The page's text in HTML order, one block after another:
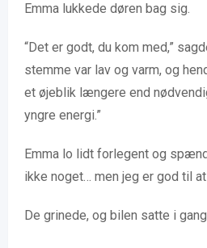
Emma lukkede døren bag sig.
“Det er godt, du kom med,”
stemme var lav og varm, og
et øjeblik længere end
yngre energi.”
Emma lo lidt forlegent og
ikke noget… men jeg er god til at
De grinede, og bilen satte i